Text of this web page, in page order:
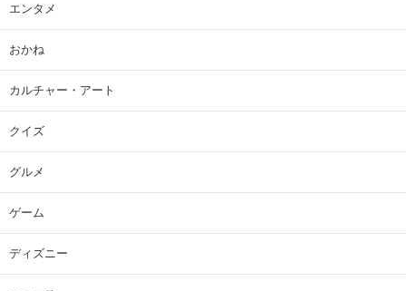
エンタメ
おかね
カルチャー・アート
クイズ
グルメ
ゲーム
ディズニー